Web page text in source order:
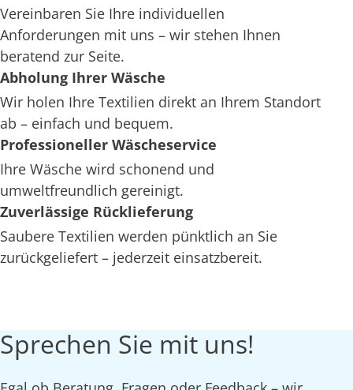
Vereinbaren Sie Ihre individuellen
Anforderungen mit uns – wir stehen Ihnen
beratend zur Seite.
Abholung Ihrer Wäsche
Wir holen Ihre Textilien direkt an Ihrem Standort
ab – einfach und bequem.
Professioneller Wäscheservice
Ihre Wäsche wird schonend und
umweltfreundlich gereinigt.
Zuverlässige Rücklieferung
Saubere Textilien werden pünktlich an Sie
zurückgeliefert – jederzeit einsatzbereit.
Sprechen Sie mit uns!